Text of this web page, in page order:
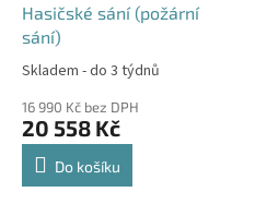
Hasičské sání (požární
sání)
Průměrné
produktu
je
4,2
Skladem - do 3 týdnů
16 990 Kč bez DPH
20 558 Kč
Do košíku